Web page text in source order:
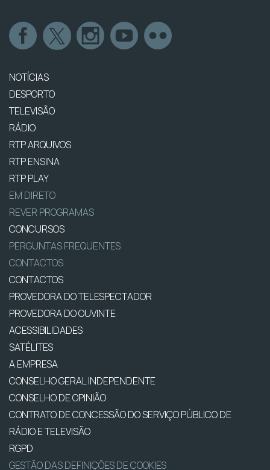
NOTÍCIAS
DESPORTO
TELEVISÃO
RÁDIO
RTP ARQUIVOS
RTP ENSINA
RTP PLAY
EM DIRETO
REVER PROGRAMAS
CONCURSOS
PERGUNTAS FREQUENTES
CONTACTOS
CONTACTOS
PROVEDORA DO TELESPECTADOR
PROVEDORA DO OUVINTE
ACESSIBILIDADES
SATÉLITES
A EMPRESA
CONSELHO GERAL INDEPENDENTE
CONSELHO DE OPINIÃO
CONTRATO DE CONCESSÃO DO SERVIÇO PÚBLICO DE
RÁDIO E TELEVISÃO
RGPD
GESTÃO DAS DEFINIÇÕES DE COOKIES